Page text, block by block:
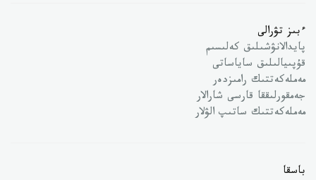
ءبىز تۋرالى
پايدالانۋشىلىق كەلىسىم
قۇپىيالىلىق ساياساتى
مەملەكەتتىك رامىزدەر
جەمقورلىققا قارسى شارالار
مەملەكەتتىك ساتىپ الۋلار
باسقا